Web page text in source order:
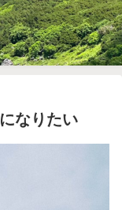
なりたい